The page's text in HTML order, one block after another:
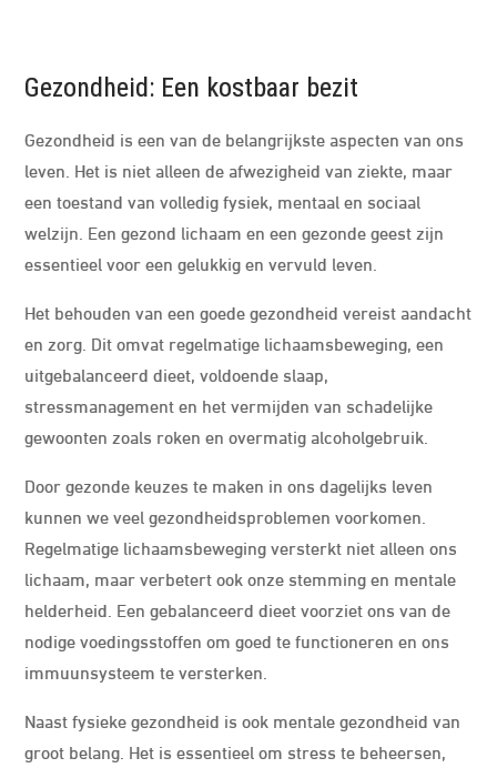
Gezondheid: Een kostbaar bezit
Gezondheid is een van de belangrijkste aspecten van ons
leven. Het is niet alleen de afwezigheid van ziekte, maar
een toestand van volledig fysiek, mentaal en sociaal
welzijn. Een gezond lichaam en een gezonde geest zijn
essentieel voor een gelukkig en vervuld leven.
Het behouden van een goede gezondheid vereist aandacht
en zorg. Dit omvat regelmatige lichaamsbeweging, een
uitgebalanceerd dieet, voldoende slaap,
stressmanagement en het vermijden van schadelijke
gewoonten zoals roken en overmatig alcoholgebruik.
Door gezonde keuzes te maken in ons dagelijks leven
kunnen we veel gezondheidsproblemen voorkomen.
Regelmatige lichaamsbeweging versterkt niet alleen ons
lichaam, maar verbetert ook onze stemming en mentale
helderheid. Een gebalanceerd dieet voorziet ons van de
nodige voedingsstoffen om goed te functioneren en ons
immuunsysteem te versterken.
Naast fysieke gezondheid is ook mentale gezondheid van
groot belang. Het is essentieel om stress te beheersen,